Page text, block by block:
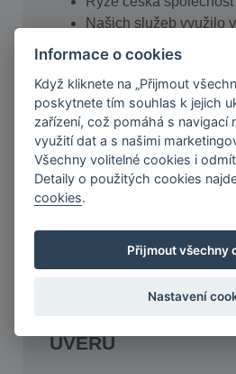
Našich služeb využilo
Důkladně prověřujeme
Jsme přímý
úvěrů
ÚVĚRU
Informace o cookies
Když kliknete na „Přijmout
poskytnete tím souhlas k jejich
zařízení, což pomáhá s navigací
využití dat a s našimi
Všechny volitelné cookies i
Detaily o použitých cookies
cookies.
Přijmout všechny
Nastavení